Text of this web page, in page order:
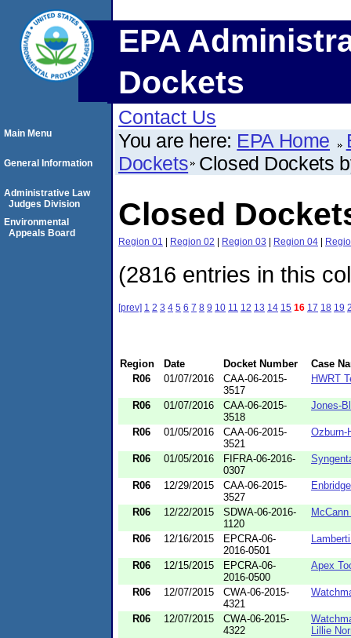
EPA
Dockets
Contact Us
You are here: EPA Home
Dockets Closed Dockets
Closed
Region 01 | Region 02 | Region 03 | Region 04 |
(2816 entries in this
[prev] 1 2 3 4 5 6 7 8 9 10 11 12 13 14 15 16 17 18 19
Region Date Docket Number
Case
R06
01/07/2016
CAA-06-2015-
3517
HWRT
R06 01/07/2016
CAA-06-2015-
3518
Jones-
R06 01/05/2016
CAA-06-2015-
3521
Ozburn-
R06 01/05/2016
FIFRA-06-2016-
0307
R06 12/29/2015
CAA-06-2015-
3527
R06 12/22/2015
SDWA-06-2016-
1120
R06 12/16/2015
EPCRA-06-
2016-0501
R06 12/15/2015
EPCRA-06-
2016-0500
Apex
R06 12/07/2015
CWA-06-2015-
4321
R06 12/07/2015
CWA-06-2015-
4322
Lillie
Main Menu
General Information
Administrative Law
Judges Division
Environmental
Appeals Board